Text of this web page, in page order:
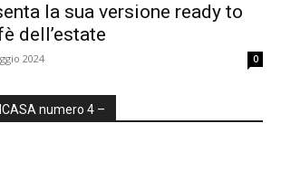
la sua versione ready to
dell’estate
2024 0
numero 4 –